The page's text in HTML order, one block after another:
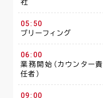
社
05:50
ブリーフィング
06:00
業務開始（カウンター責
任者）
09:00